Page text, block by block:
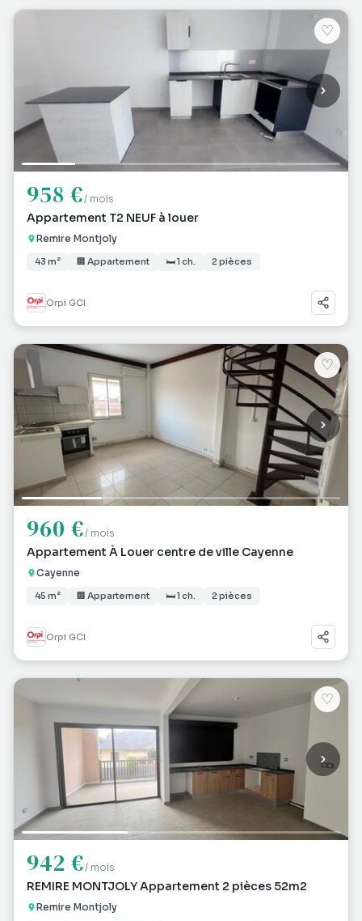
♡
958 €/ mois
Appartement T2 NEUF à louer
Remire Montjoly
43 m² 🏢 Appartement 🛏 1 ch. 2 pièces
Orpi GCI
♡
960 €/ mois
Appartement À Louer centre de ville Cayenne
Cayenne
45 m² 🏢 Appartement 🛏 1 ch. 2 pièces
Orpi GCI
♡
942 €/ mois
REMIRE MONTJOLY Appartement 2 pièces 52m2
Remire Montjoly